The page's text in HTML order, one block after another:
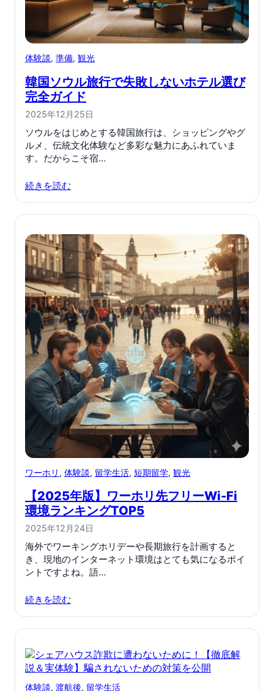
体験談, 準備, 観光
韓国ソウル旅行で失敗しないホテル選び
完全ガイド
2025年12月25日
ソウルをはじめとする韓国旅行は、ショッピングやグ
ルメ、伝統文化体験など多彩な魅力にあふれていま
す。だからこそ宿…
続きを読む
ワーホリ , 体験談, 留学生活, 短期留学, 観光
【2025年版】ワーホリ先フリーWi-Fi
環境ランキングTOP5
2025年12月24日
海外でワーキングホリデーや長期旅行を計画すると
き、現地のインターネット環境はとても気になるポイ
ントですよね。語…
続きを読む
体験談, 渡航後, 留学生活